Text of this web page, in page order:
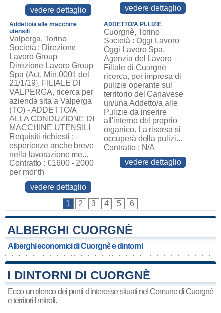
vedere dettaglio
vedere dettaglio
Addetto/a alle macchine
utensili
Valperga, Torino
Società : Direzione
Lavoro Group
Direzione Lavoro Group
Spa (Aut. Min.0001 del
21/1/19), FILIALE DI
VALPERGA, ricerca per
azienda sita a Valperga
(TO) - ADDETTO/A
ALLA CONDUZIONE DI
MACCHINE UTENSILI
Requisiti richiesti : -
esperienze anche breve
nella lavorazione me...
Contratto : €1600 - 2000
per month
vedere dettaglio
ADDETTO/A PULIZIE
Cuorgnè, Torino
Società : Oggi Lavoro
Oggi Lavoro Spa,
Agenzia del Lavoro –
Filiale di Cuorgnè
ricerca, per impresa di
pulizie operante sul
territorio del Canavese,
un/una Addetto/a alle
Pulizie da inserire
all'interno del proprio
organico. La risorsa si
occuperà della pulizi...
Contratto : N/A
vedere dettaglio
1 2 3 4 5 6
ALBERGHI CUORGNÈ
Alberghi economici di Cuorgnè e dintorni
I DINTORNI DI CUORGNÈ
Ecco un elenco dei punti d'interesse situati nel Comune di Cuorgnè
e territori limitrofi.